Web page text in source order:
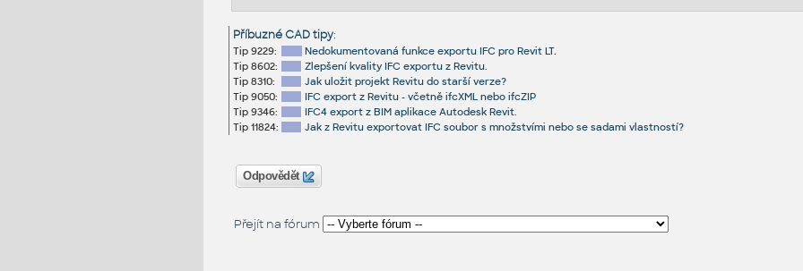
Příbuzné CAD tipy:
Tip 9229:
Nedokumentovaná funkce exportu IFC pro Revit LT.
Tip 8602:
Zlepšení kvality IFC exportu z Revitu.
Tip 8310:
Jak uložit projekt Revitu do starší verze?
Tip 9050:
IFC export z Revitu - včetně ifcXML nebo ifcZIP
Tip 9346:
IFC4 export z BIM aplikace Autodesk Revit.
Tip 11824:
Jak z Revitu exportovat IFC soubor s množstvími nebo se sadami vlastností?
Odpovědět
Přejít na fórum